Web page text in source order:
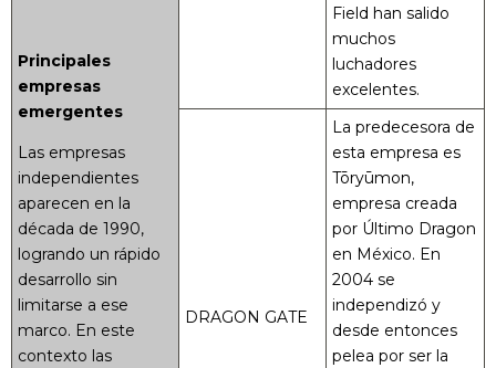
Principales
empresas
emergentes
Las empresas
independientes
aparecen en la
década de 1990,
logrando un rápido
desarrollo sin
limitarse a ese
marco. En este
contexto las
Field han salido
muchos
luchadores
excelentes.
DRAGON GATE
La predecesora de
esta empresa es
Tōryūmon,
empresa creada
por Último Dragon
en México. En
2004 se
independizó y
desde entonces
pelea por ser la